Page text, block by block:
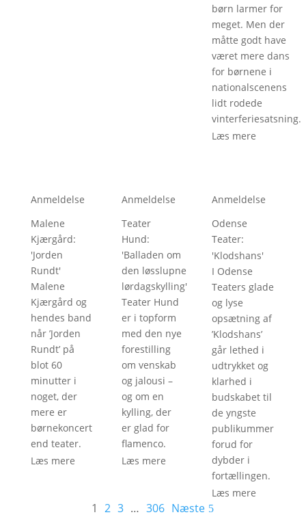
børn larmer for
meget. Men der
måtte godt have
været mere dans
for børnene i
nationalscenens
lidt rodede
vinterferiesatsning.
Læs mere
Anmeldelse
Malene
Kjærgård:
'Jorden
Rundt'
Malene
Kjærgård og
hendes band
når ’Jorden
Rundt’ på
blot 60
minutter i
noget, der
mere er
børnekoncert
end teater.
Læs mere
Anmeldelse
Teater
Hund:
'Balladen om
den løsslupne
lørdagskylling'
Teater Hund
er i topform
med den nye
forestilling
om venskab
og jalousi –
og om en
kylling, der
er glad for
flamenco.
Læs mere
Anmeldelse
Odense
Teater:
'Klodshans'
I Odense
Teaters glade
og lyse
opsætning af
’Klodshans’
går lethed i
udtrykket og
klarhed i
budskabet til
de yngste
publikummer
forud for
dybder i
fortællingen.
Læs mere
1 2 3 … 306 Næste